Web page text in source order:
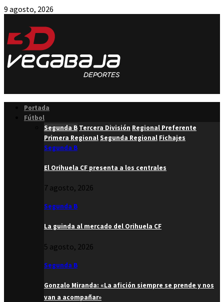
9 agosto, 2026
Portada
Fútbol
Segunda B Tercera División Regional Preferente
Primera RegionalSegunda Regional Fichajes
Segunda B
El Orihuela CF presenta a los centrales
7 agosto, 2026
Segunda B
La guinda al mercado del Orihuela CF
5 agosto, 2026
Segunda B
Gonzalo Miranda: «La afición siempre se prende y nos
van a acompañar»